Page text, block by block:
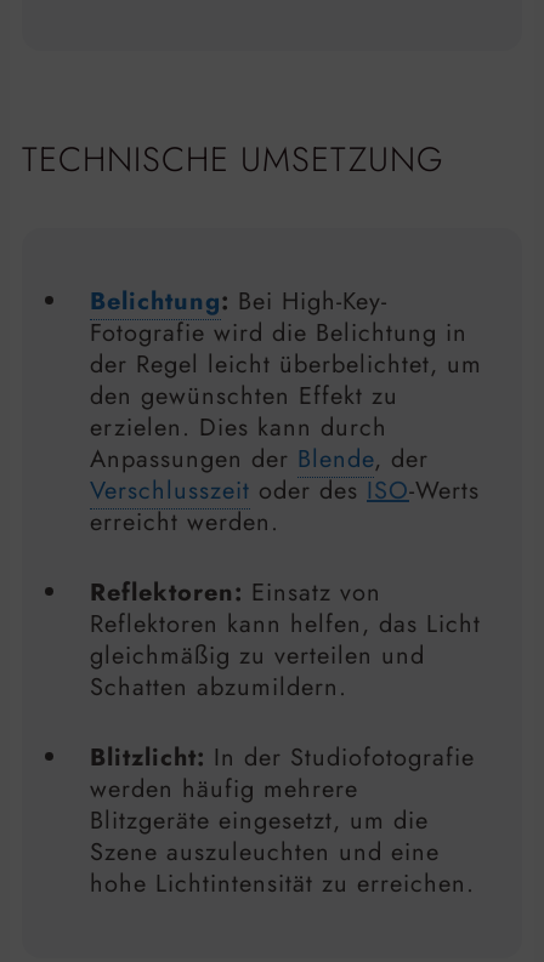
TECHNISCHE UMSETZUNG
Belichtung: Bei High-Key-
Fotografie wird die Belichtung in
der Regel leicht überbelichtet, um
den gewünschten Effekt zu
erzielen. Dies kann durch
Anpassungen der Blende, der
Verschlusszeit oder des ISO-Werts
erreicht werden.
Reflektoren: Einsatz von
Reflektoren kann helfen, das Licht
gleichmäßig zu verteilen und
Schatten abzumildern.
Blitzlicht: In der Studiofotografie
werden häufig mehrere
Blitzgeräte eingesetzt, um die
Szene auszuleuchten und eine
hohe Lichtintensität zu erreichen.